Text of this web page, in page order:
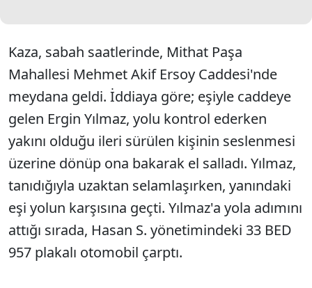
Kaza, sabah saatlerinde, Mithat Paşa
Mahallesi Mehmet Akif Ersoy Caddesi'nde
meydana geldi. İddiaya göre; eşiyle caddeye
gelen Ergin Yılmaz, yolu kontrol ederken
yakını olduğu ileri sürülen kişinin seslenmesi
üzerine dönüp ona bakarak el salladı. Yılmaz,
tanıdığıyla uzaktan selamlaşırken, yanındaki
eşi yolun karşısına geçti. Yılmaz'a yola adımını
attığı sırada, Hasan S. yönetimindeki 33 BED
957 plakalı otomobil çarptı.